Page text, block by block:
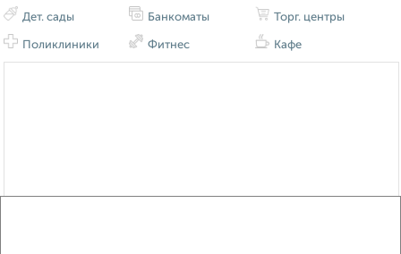
Дет. сады
Поликлиники
Банкоматы
Фитнес
Торг. центры
Кафе